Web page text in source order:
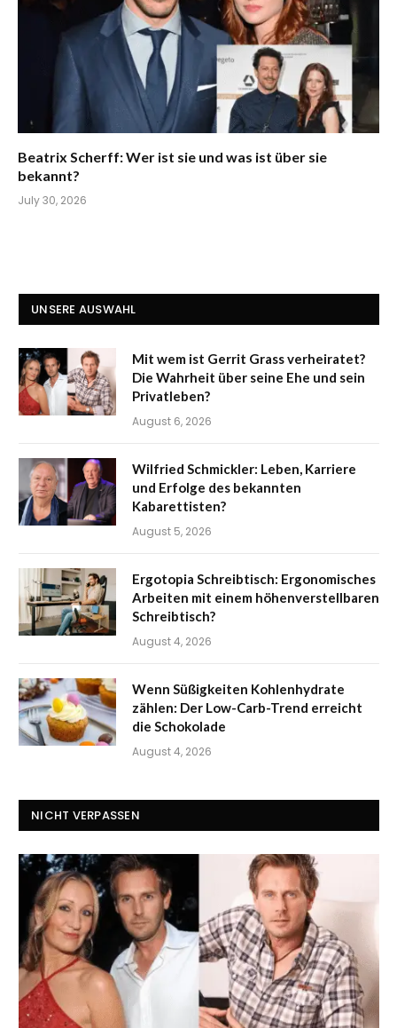
Beatrix Scherff: Wer ist sie und was ist über sie
bekannt?
July 30, 2026
UNSERE AUSWAHL
Mit wem ist Gerrit Grass verheiratet?
Die Wahrheit über seine Ehe und sein
Privatleben?
August 6, 2026
Wilfried Schmickler: Leben, Karriere
und Erfolge des bekannten
Kabarettisten?
August 5, 2026
Ergotopia Schreibtisch: Ergonomisches
Arbeiten mit einem höhenverstellbaren
Schreibtisch?
August 4, 2026
Wenn Süßigkeiten Kohlenhydrate
zählen: Der Low-Carb-Trend erreicht
die Schokolade
August 4, 2026
NICHT VERPASSEN